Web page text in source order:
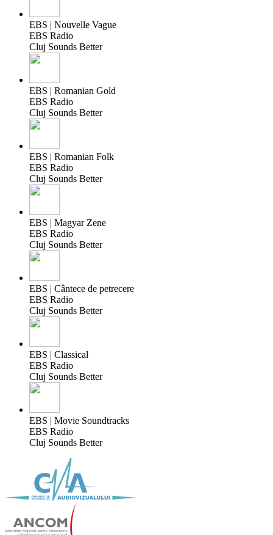
EBS | Nouvelle Vague
EBS Radio
Cluj Sounds Better
EBS | Romanian Gold
EBS Radio
Cluj Sounds Better
EBS | Romanian Folk
EBS Radio
Cluj Sounds Better
EBS | Magyar Zene
EBS Radio
Cluj Sounds Better
EBS | Cântece de petrecere
EBS Radio
Cluj Sounds Better
EBS | Classical
EBS Radio
Cluj Sounds Better
EBS | Movie Soundtracks
EBS Radio
Cluj Sounds Better